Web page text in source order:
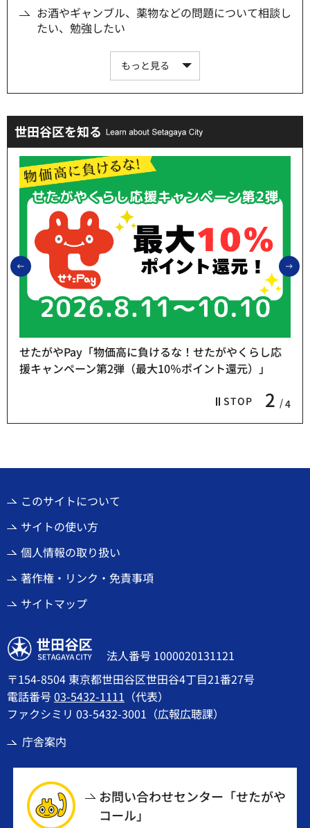
お酒やギャンブル、薬物などの問題について相談し
たい、勉強したい
もっと見る
世田谷区を知る
前のスライドを表示
STOP 2 4
せたがやPay「物価高に負けるな！せたがやくらし応
援キャンペーン第2弾（最大10％ポイント還元）」
このサイトについて
サイトの使い方
個人情報の取り扱い
著作権・リンク・免責事項
サイトマップ
世田谷区
法人番号 1000020131121
〒154-8504 東京都世田谷区世田谷4丁目21番27号
電話番号03-5432-1111 （代表）
ファクシミリ 03-5432-3001（広報広聴課）
庁舎案内
お問い合わせセンター「せたがや
コール」